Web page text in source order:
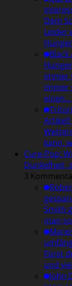
Dem
Leider
Black
immer
immer
einen…
Triton
Artikel!
kann,
Cure-Pop:
Dunkelheit,
3
Smith
man
Fürst
und
John